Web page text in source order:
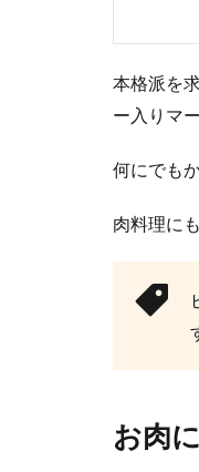
本格派を
ー入りマ
何にでも
肉料理に
お肉